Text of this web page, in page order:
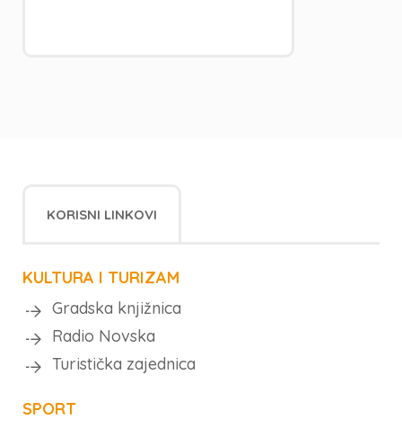
KORISNI LINKOVI
KULTURA I TURIZAM
Gradska knjižnica
Radio Novska
Turistička zajednica
SPORT